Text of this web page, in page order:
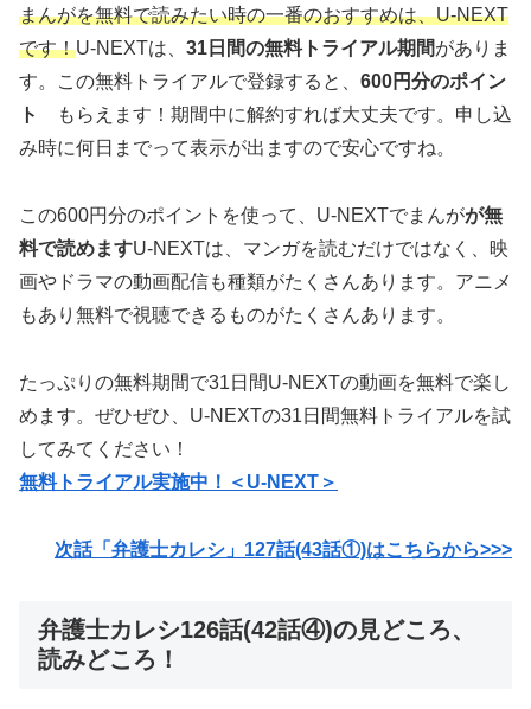
まんがを無料で読みたい時の一番のおすすめは、U-NEXT
です！U-NEXTは、 31日間の無料トライアル期間がありま
す。この無料トライアルで登録すると、 600円分のポイン
ト
もらえます！期間中に解約すれば大丈夫です。申し込
み時に何日までって表示が出ますので安心ですね。
この600円分のポイントを使って、U-NEXTでまんがが無
料で読めますU-NEXTは、マンガを読むだけではなく、映
画やドラマの動画配信も種類がたくさんあります。アニメ
もあり無料で視聴できるものがたくさんあります。
たっぷりの無料期間で31日間U-NEXTの動画を無料で楽し
めます。ぜひぜひ、U-NEXTの31日間無料トライアルを試
してみてください！
無料トライアル実施中！＜U-NEXT＞
次話「弁護士カレシ」127話(43話①)はこちらから>>>
弁護士カレシ126話(42話④)の見どころ、
読みどころ！